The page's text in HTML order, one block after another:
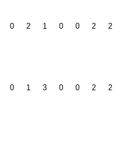
0 2 1 0 0 2 2
0 1 3 0 0 2 2